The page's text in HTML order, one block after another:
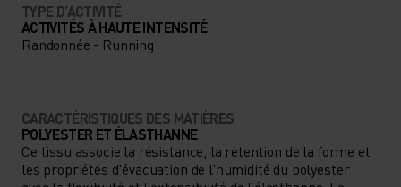
TYPE D’ACTIVITÉ
ACTIVITÉS À HAUTE INTENSITÉ
Randonnée - Running
CARACTÉRISTIQUES DES MATIÈRES
POLYESTER ET ÉLASTHANNE
Ce tissu associe la résistance, la rétention de la forme et
les propriétés d’évacuation de l’humidité du polyester